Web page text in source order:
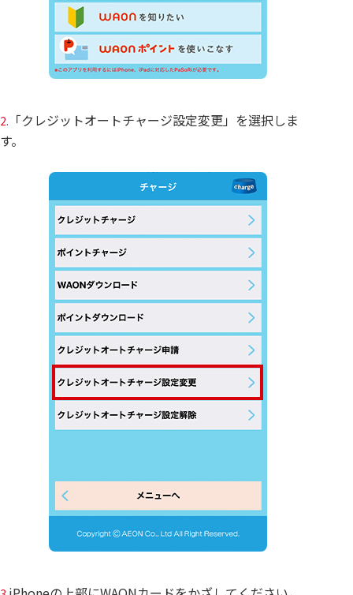
2. 「クレジットオートチャージ設定変更」を選択しま
す。